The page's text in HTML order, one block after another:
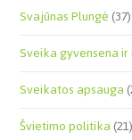
Svajūnas Plungė(37)
Sveika gyvensena
Sveikatos apsauga
Švietimo politika(21)